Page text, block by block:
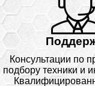
Консультации по
подбору техники и